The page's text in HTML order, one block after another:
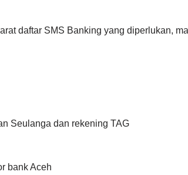
daftar SMS Banking yang diperlukan,
Seulanga dan rekening TAG
bank Aceh